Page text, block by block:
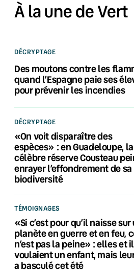
À la une de Vert
DÉCRYPTAGE
Des moutons contre les
quand l’Espagne paie ses
pour prévenir les incendies
DÉCRYPTAGE
«On voit disparaître des
espèces» : en Guadeloupe, la
célèbre réserve Cousteau
enrayer l’effondrement de sa
biodiversité
TÉMOIGNAGES
«Si c’est pour qu’il naisse sur
planète en guerre et en feu,
n’est pas la peine» : elles et
voulaient un enfant, mais
a basculé cet été